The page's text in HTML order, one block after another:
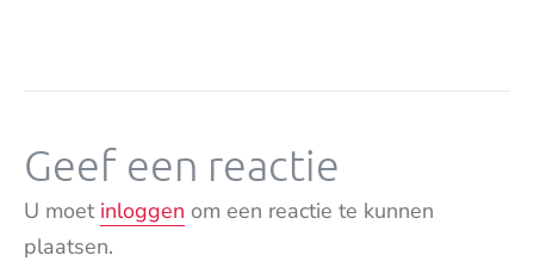
Geef een reactie
U moet inloggen om een reactie te kunnen
plaatsen.